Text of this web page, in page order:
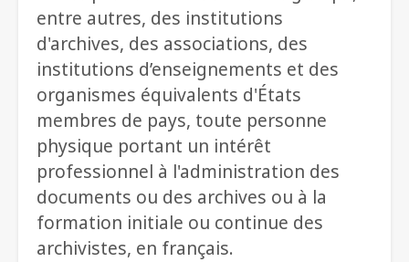
entre autres, des institutions
d'archives, des associations, des
institutions d’enseignements et des
organismes équivalents d'États
membres de pays, toute personne
physique portant un intérêt
professionnel à l'administration des
documents ou des archives ou à la
formation initiale ou continue des
archivistes, en français.